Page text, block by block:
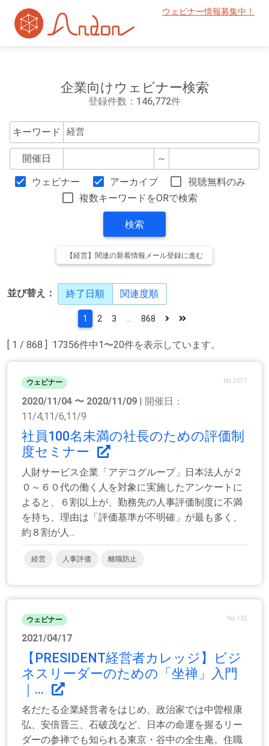
ウェビナー情報募集中！
企業向けウェビナー検索
登録件数：146,772件
キーワード
開催日 ～
ウェビナー アーカイブ
視聴無料のみ
複数キーワードをORで検索
検索
【経営】関連の新着情報メール登録に進む
並び替え： 終了日順 関連度順
[ 1 / 868 ] 17356件中1〜20件を表示しています。
1 2 3 868
ウェビナー No.3071
2020/11/04 〜 2020/11/09 | 開催日：
11/4,11/6,11/9
社員100名未満の社長のための評価制
度セミナー
人財サービス企業「アデコグループ」日本法人が２
０～６０代の働く人を対象に実施したアンケートに
よると、６割以上が、勤務先の人事評価制度に不満
を持ち、理由は「評価基準が不明確」が最も多く、
約８割が人...
経営 人事評価 離職防止
ウェビナー No.102
2021/04/17
【PRESIDENT経営者カレッジ】ビジ
ネスリーダーのための「坐禅」入門
｜...
名だたる企業経営者をはじめ、政治家では中曽根康
弘、安倍晋三、石破茂など、日本の命運を握るリー
ダーの参禅でも知られる東京・谷中の全生庵。住職